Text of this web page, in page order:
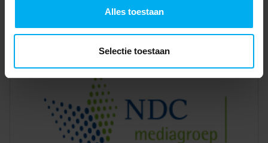
Alles toestaan
Selectie toestaan